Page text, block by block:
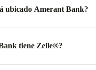
ubicado Amerant Bank?
tiene Zelle®?